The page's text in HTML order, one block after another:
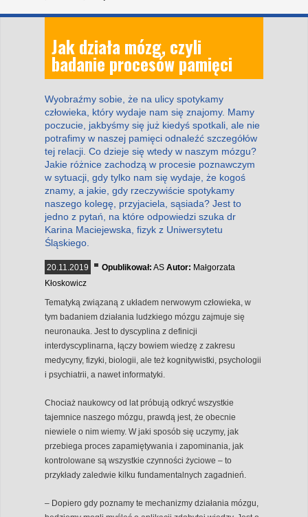
Jak działa mózg, czyli
badanie procesów pamięci
Wyobraźmy sobie, że na ulicy spotykamy
człowieka, który wydaje nam się znajomy. Mamy
poczucie, jakbyśmy się już kiedyś spotkali, ale nie
potrafimy w naszej pamięci odnaleźć szczegółów
tej relacji. Co dzieje się wtedy w naszym mózgu?
Jakie różnice zachodzą w procesie poznawczym
w sytuacji, gdy tylko nam się wydaje, że kogoś
znamy, a jakie, gdy rzeczywiście spotykamy
naszego kolegę, przyjaciela, sąsiada? Jest to
jedno z pytań, na które odpowiedzi szuka dr
Karina Maciejewska, fizyk z Uniwersytetu
Śląskiego.
20.11.2019 Opublikował: AS Autor: Małgorzata
Kłoskowicz
Tematyką związaną z układem nerwowym człowieka, w
tym badaniem działania ludzkiego mózgu zajmuje się
neuronauka. Jest to dyscyplina z definicji
interdyscyplinarna, łączy bowiem wiedzę z zakresu
medycyny, fizyki, biologii, ale też kognitywistki, psychologii
i psychiatrii, a nawet informatyki.
Chociaż naukowcy od lat próbują odkryć wszystkie
tajemnice naszego mózgu, prawdą jest, że obecnie
niewiele o nim wiemy. W jaki sposób się uczymy, jak
przebiega proces zapamiętywania i zapominania, jak
kontrolowane są wszystkie czynności życiowe – to
przykłady zaledwie kilku fundamentalnych zagadnień.
– Dopiero gdy poznamy te mechanizmy działania mózgu,